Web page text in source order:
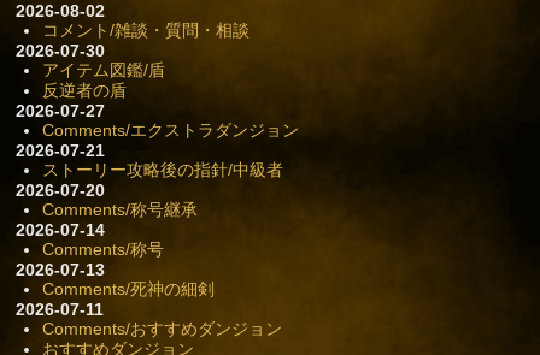
2026-08-02
コメント/雑談・質問・相談
2026-07-30
アイテム図鑑/盾
反逆者の盾
2026-07-27
Comments/エクストラダンジョン
2026-07-21
ストーリー攻略後の指針/中級者
2026-07-20
Comments/称号継承
2026-07-14
Comments/称号
2026-07-13
Comments/死神の細剣
2026-07-11
Comments/おすすめダンジョン
おすすめダンジョン